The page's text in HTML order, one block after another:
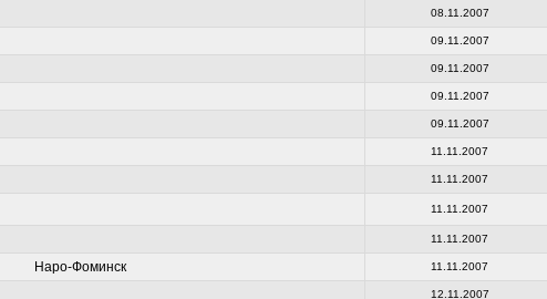
08.11.2007
09.11.2007
09.11.2007
09.11.2007
09.11.2007
11.11.2007
11.11.2007
11.11.2007
11.11.2007
Наро-Фоминск 11.11.2007
12.11.2007